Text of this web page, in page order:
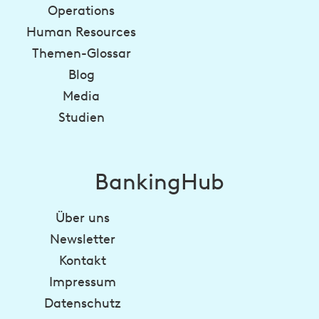
Operations
Human Resources
Themen-Glossar
Blog
Media
Studien
BankingHub
Über uns
Newsletter
Kontakt
Impressum
Datenschutz